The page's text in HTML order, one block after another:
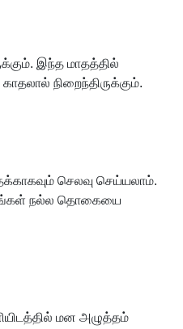
இந்த மாதத்தில்
நிறைந்திருக்கும்.
செலவு செய்யலாம்.
நீங்கள் நல்ல தொகையை
மன அழுத்தம்